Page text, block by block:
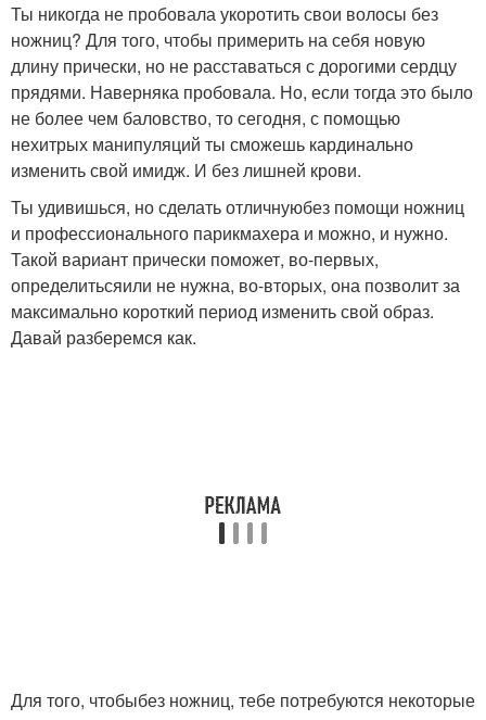
Ты никогда не пробовала укоротить свои волосы без
ножниц? Для того, чтобы примерить на себя новую
длину прически, но не расставаться с дорогими сердцу
прядями. Наверняка пробовала. Но, если тогда это было
не более чем баловство, то сегодня, с помощью
нехитрых манипуляций ты сможешь кардинально
изменить свой имидж. И без лишней крови.
Ты удивишься, но сделать отличнуюбез помощи ножниц
и профессионального парикмахера и можно, и нужно.
Такой вариант прически поможет, во-первых,
определитьсяили не нужна, во-вторых, она позволит за
максимально короткий период изменить свой образ.
Давай разберемся как.
Для того, чтобыбез ножниц, тебе потребуются некоторые